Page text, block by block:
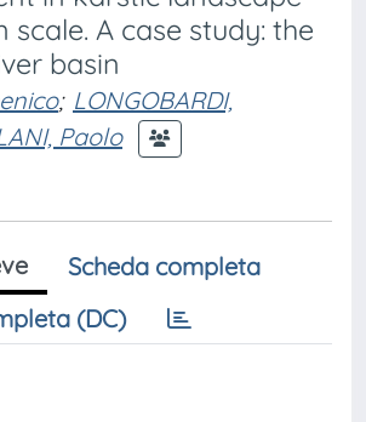
scale. A case study: the
basin
; LONGOBARDI,
Paolo
Scheda completa
(DC)